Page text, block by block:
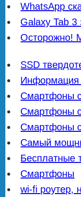
WhatsApp
Galaxy Tab 3
Осторожно!
SSD
Информация
Смартфоны
Смартфоны
Смартфоны
Самый
Бесплатные
Смартфоны
wi-fi роутер,